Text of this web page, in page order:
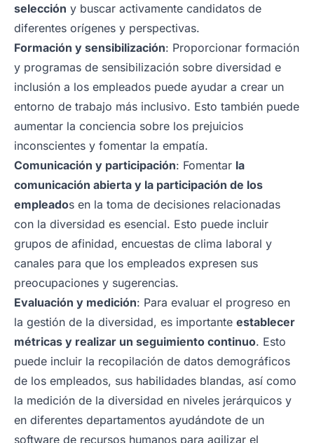
selección y buscar activamente candidatos de
diferentes orígenes y perspectivas.
Formación y sensibilización: Proporcionar formación
y programas de sensibilización sobre diversidad e
inclusión a los empleados puede ayudar a crear un
entorno de trabajo más inclusivo. Esto también puede
aumentar la conciencia sobre los prejuicios
inconscientes y fomentar la empatía.
Comunicación y participación: Fomentar la
comunicación abierta y la participación de los
empleados en la toma de decisiones relacionadas
con la diversidad es esencial. Esto puede incluir
grupos de afinidad, encuestas de clima laboral y
canales para que los empleados expresen sus
preocupaciones y sugerencias.
Evaluación y medición: Para evaluar el progreso en
la gestión de la diversidad, es importante establecer
métricas y realizar un seguimiento continuo. Esto
puede incluir la recopilación de datos demográficos
de los empleados, sus habilidades blandas, así como
la medición de la diversidad en niveles jerárquicos y
en diferentes departamentos ayudándote de un
software de recursos humanos para agilizar el